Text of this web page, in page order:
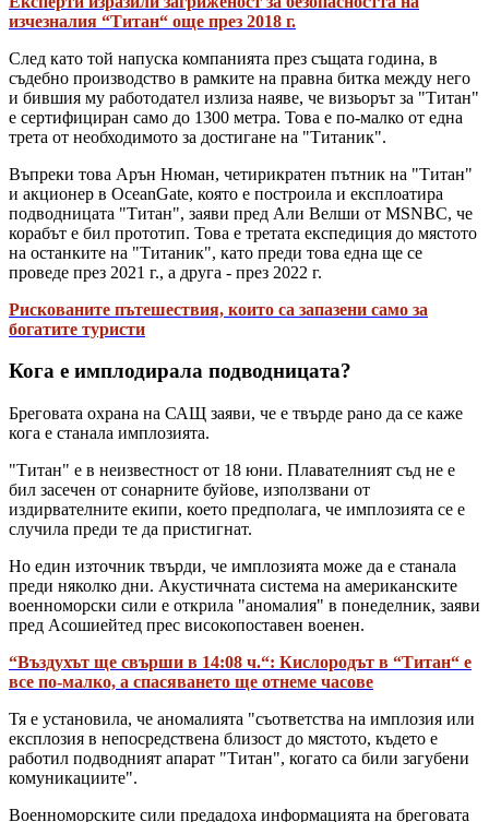
изчезналия “Титан“ още през 2018 г.
След като той напуска компанията през същата година, в
съдебно производство в рамките на правна битка между него
и бившия му работодател излиза наяве, че визьорът за "Титан"
е сертифициран само до 1300 метра. Това е по-малко от една
трета от необходимото за достигане на "Титаник".
Въпреки това Арън Нюман, четирикратен пътник на "Титан"
и акционер в OceanGate, която е построила и експлоатира
подводницата "Титан", заяви пред Али Велши от MSNBC, че
корабът е бил прототип. Това е третата експедиция до мястото
на останките на "Титаник", като преди това една ще се
проведе през 2021 г., а друга - през 2022 г.
Рискованите пътешествия, които са запазени само за
богатите туристи
Кога е имплодирала подводницата?
Бреговата охрана на САЩ заяви, че е твърде рано да се каже
кога е станала имплозията.
"Титан" е в неизвестност от 18 юни. Плавателният съд не е
бил засечен от сонарните буйове, използвани от
издирвателните екипи, което предполага, че имплозията се е
случила преди те да пристигнат.
Но един източник твърди, че имплозията може да е станала
преди няколко дни. Акустичната система на американските
военноморски сили е открила "аномалия" в понеделник, заяви
пред Асошиейтед прес високопоставен военен.
“Въздухът ще свърши в 14:08 ч.“: Кислородът в “Титан“ е
все по-малко, а спасяването ще отнеме часове
Тя е установила, че аномалията "съответства на имплозия или
експлозия в непосредствена близост до мястото, където е
работил подводният апарат "Титан", когато са били загубени
комуникациите".
Военноморските сили предадоха информацията на бреговата